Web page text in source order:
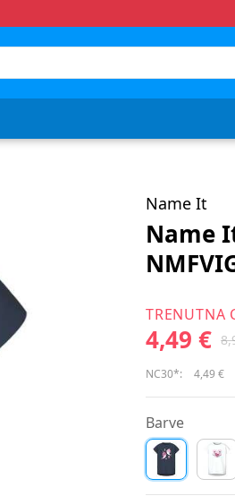
Name It
Name
TRENUTNA
4,49 €
NC30*: 4,49 €
Barve